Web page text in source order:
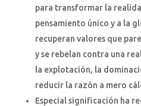
para transformar la
pensamiento único y a la
recuperan valores que
y se rebelan contra una
la explotación, la
reducir la razón a mero
Especial significación ha